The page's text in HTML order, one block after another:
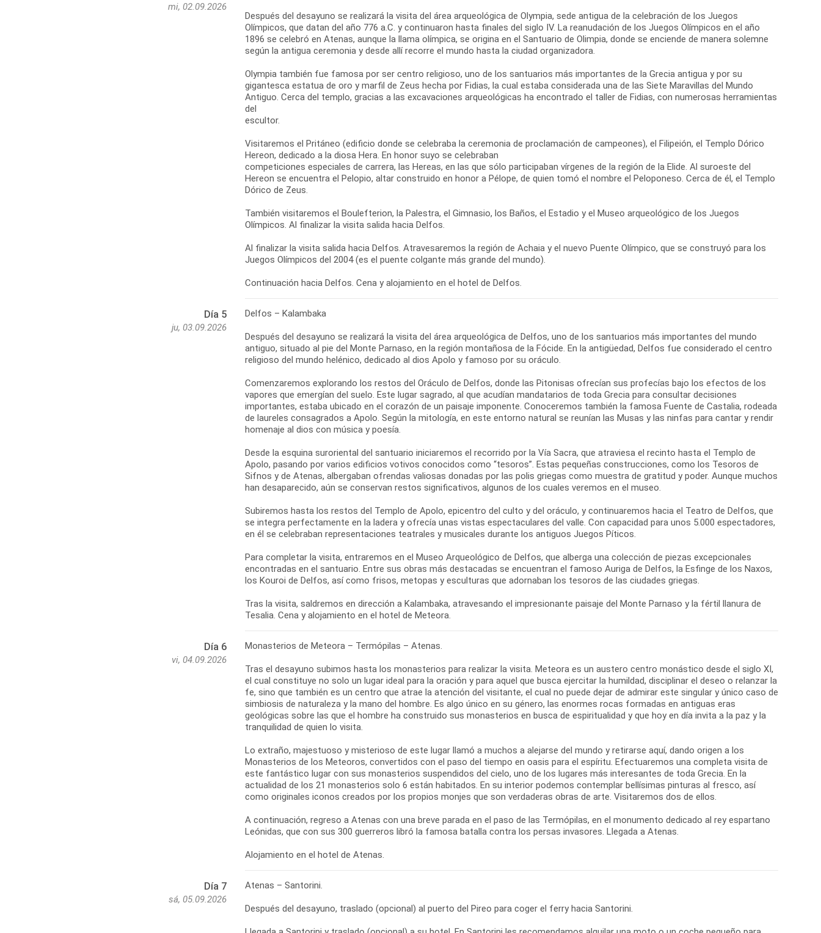
mi, 02.09.2026
Después del desayuno se realizará la visita del área arqueológica de Olympia, sede antigua de la celebración de los Juegos
Olímpicos, que datan del año 776 a.C. y continuaron hasta finales del siglo IV. La reanudación de los Juegos Olímpicos en el año
1896 se celebró en Atenas, aunque la llama olímpica, se origina en el Santuario de Olimpia, donde se enciende de manera solemne
según la antigua ceremonia y desde allí recorre el mundo hasta la ciudad organizadora.
Olympia también fue famosa por ser centro religioso, uno de los santuarios más importantes de la Grecia antigua y por su
gigantesca estatua de oro y marfil de Zeus hecha por Fidias, la cual estaba considerada una de las Siete Maravillas del Mundo
Antiguo. Cerca del templo, gracias a las excavaciones arqueológicas ha encontrado el taller de Fidias, con numerosas herramientas
del
escultor.
Visitaremos el Pritáneo (edificio donde se celebraba la ceremonia de proclamación de campeones), el Filipeión, el Templo Dórico
Hereon, dedicado a la diosa Hera. En honor suyo se celebraban
competiciones especiales de carrera, las Hereas, en las que sólo participaban vírgenes de la región de la Elide. Al suroeste del
Hereon se encuentra el Pelopio, altar construido en honor a Pélope, de quien tomó el nombre el Peloponeso. Cerca de él, el Templo
Dórico de Zeus.
También visitaremos el Boulefterion, la Palestra, el Gimnasio, los Baños, el Estadio y el Museo arqueológico de los Juegos
Olímpicos. Al finalizar la visita salida hacia Delfos.
Al finalizar la visita salida hacia Delfos. Atravesaremos la región de Achaia y el nuevo Puente Olímpico, que se construyó para los
Juegos Olímpicos del 2004 (es el puente colgante más grande del mundo).
Día 5
ju, 03.09.2026
Delfos – Kalambaka
Después del desayuno se realizará la visita del área arqueológica de Delfos, uno de los santuarios más importantes del mundo
antiguo, situado al pie del Monte Parnaso, en la región montañosa de la Fócide. En la antigüedad, Delfos fue considerado el centro
religioso del mundo helénico, dedicado al dios Apolo y famoso por su oráculo.
Comenzaremos explorando los restos del Oráculo de Delfos, donde las Pitonisas ofrecían sus profecías bajo los efectos de los
vapores que emergían del suelo. Este lugar sagrado, al que acudían mandatarios de toda Grecia para consultar decisiones
importantes, estaba ubicado en el corazón de un paisaje imponente. Conoceremos también la famosa Fuente de Castalia, rodeada
de laureles consagrados a Apolo. Según la mitología, en este entorno natural se reunían las Musas y las ninfas para cantar y rendir
homenaje al dios con música y poesía.
Desde la esquina suroriental del santuario iniciaremos el recorrido por la Vía Sacra, que atraviesa el recinto hasta el Templo de
Apolo, pasando por varios edificios votivos conocidos como “tesoros”. Estas pequeñas construcciones, como los Tesoros de
Sifnos y de Atenas, albergaban ofrendas valiosas donadas por las polis griegas como muestra de gratitud y poder. Aunque muchos
han desaparecido, aún se conservan restos significativos, algunos de los cuales veremos en el museo.
Subiremos hasta los restos del Templo de Apolo, epicentro del culto y del oráculo, y continuaremos hacia el Teatro de Delfos, que
se integra perfectamente en la ladera y ofrecía unas vistas espectaculares del valle. Con capacidad para unos 5.000 espectadores,
en él se celebraban representaciones teatrales y musicales durante los antiguos Juegos Píticos.
Para completar la visita, entraremos en el Museo Arqueológico de Delfos, que alberga una colección de piezas excepcionales
encontradas en el santuario. Entre sus obras más destacadas se encuentran el famoso Auriga de Delfos, la Esfinge de los Naxos,
los Kouroi de Delfos, así como frisos, metopas y esculturas que adornaban los tesoros de las ciudades griegas.
Tras la visita, saldremos en dirección a Kalambaka, atravesando el impresionante paisaje del Monte Parnaso y la fértil llanura de
Día 6
vi, 04.09.2026
Monasterios de Meteora – Termópilas – Atenas.
Tras el desayuno subimos hasta los monasterios para realizar la visita. Meteora es un austero centro monástico desde el siglo XI,
el cual constituye no solo un lugar ideal para la oración y para aquel que busca ejercitar la humildad, disciplinar el deseo o relanzar la
fe, sino que también es un centro que atrae la atención del visitante, el cual no puede dejar de admirar este singular y único caso de
simbiosis de naturaleza y la mano del hombre. Es algo único en su género, las enormes rocas formadas en antiguas eras
geológicas sobre las que el hombre ha construido sus monasterios en busca de espiritualidad y que hoy en día invita a la paz y la
tranquilidad de quien lo visita.
Lo extraño, majestuoso y misterioso de este lugar llamó a muchos a alejarse del mundo y retirarse aquí, dando origen a los
Monasterios de los Meteoros, convertidos con el paso del tiempo en oasis para el espíritu. Efectuaremos una completa visita de
este fantástico lugar con sus monasterios suspendidos del cielo, uno de los lugares más interesantes de toda Grecia. En la
actualidad de los 21 monasterios solo 6 están habitados. En su interior podemos contemplar bellísimas pinturas al fresco, así
como originales iconos creados por los propios monjes que son verdaderas obras de arte. Visitaremos dos de ellos.
A continuación, regreso a Atenas con una breve parada en el paso de las Termópilas, en el monumento dedicado al rey espartano
Leónidas, que con sus 300 guerreros libró la famosa batalla contra los persas invasores. Llegada a Atenas.
Alojamiento en el hotel de Atenas.
Día 7
sá, 05.09.2026
Atenas – Santorini.
Después del desayuno, traslado (opcional) al puerto del Pireo para coger el ferry hacia Santorini.